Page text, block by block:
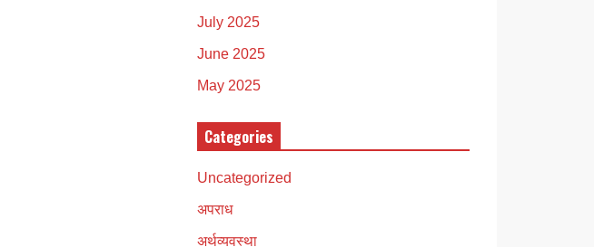
July 2025
June 2025
May 2025
Categories
Uncategorized
अपराध
अर्थव्यवस्था